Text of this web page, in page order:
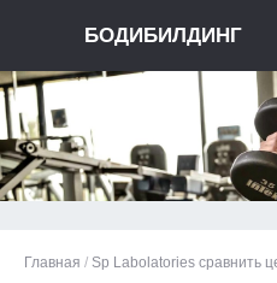
БОДИБИЛДИНГ
Главная / Sp Labolatories сравнить